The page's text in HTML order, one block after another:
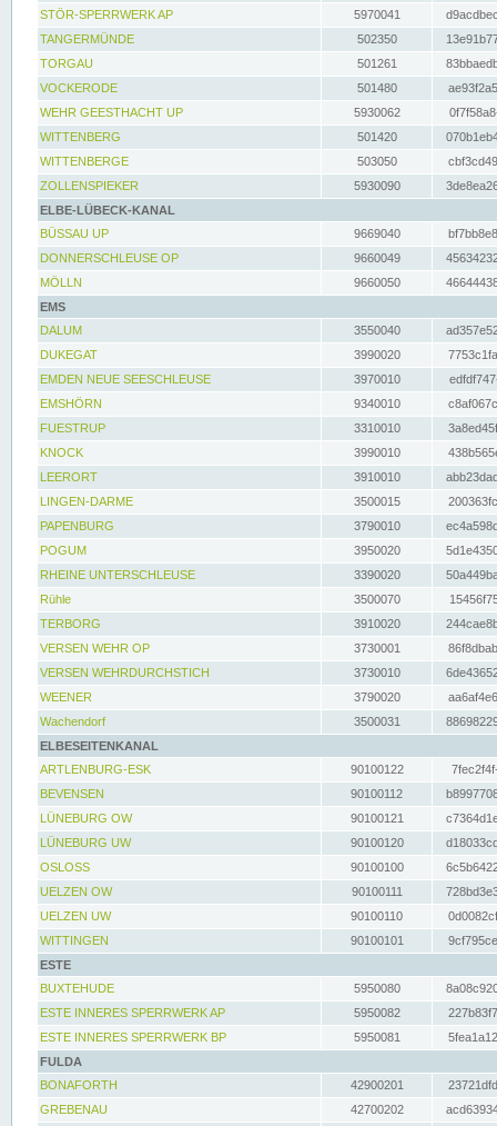
STÖR-SPERRWERK AP 5970041
TANGERMÜNDE
502350
TORGAU
501261
VOCKERODE
501480
WEHR GEESTHACHT UP
5930062
WITTENBERG
501420
WITTENBERGE
503050
ZOLLENSPIEKER
5930090
ELBE-LÜBECK-KANAL
BÜSSAU UP
9669040
DONNERSCHLEUSE OP
9660049
MÖLLN
9660050
EMS
DALUM
3550040
DUKEGAT
3990020
EMDEN NEUE SEESCHLEUSE
3970010
EMSHÖRN
9340010
FUESTRUP
3310010
KNOCK
3990010
LEERORT
3910010
LINGEN-DARME
3500015
PAPENBURG
3790010
POGUM
3950020
RHEINE UNTERSCHLEUSE
3390020
Rühle
3500070
TERBORG
3910020
VERSEN WEHR OP
3730001
VERSEN WEHRDURCHSTICH
3730010
WEENER
3790020
Wachendorf
3500031
ELBESEITENKANAL
ARTLENBURG-ESK
90100122
BEVENSEN
90100112
LÜNEBURG OW
90100121
LÜNEBURG UW
90100120
OSLOSS
90100100
UELZEN OW
90100111
UELZEN UW
90100110
WITTINGEN
90100101
ESTE
BUXTEHUDE
5950080
ESTE INNERES SPERRWERK AP
5950082
ESTE INNERES SPERRWERK BP
5950081
FULDA
BONAFORTH
42900201
GREBENAU
42700202